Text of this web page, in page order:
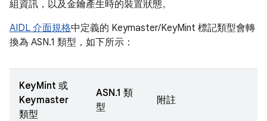
組資訊，以及金鑰產生時的裝置狀態。
AIDL 介面規格中定義的 Keymaster/KeyMint 標記類型會轉
換為 ASN.1 類型，如下所示：
KeyMint 或
Keymaster
類型
ASN.1 類
型
附註